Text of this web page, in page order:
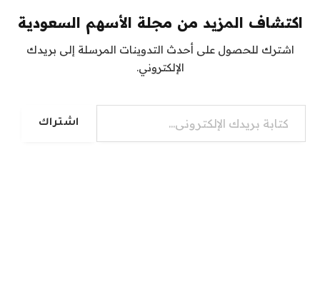
اكتشاف المزيد من مجلة الأسهم السعودية
اشترك للحصول على أحدث التدوينات المرسلة إلى بريدك
الإلكتروني.
كتابة بريدك الإلكتروني...
اشتراك